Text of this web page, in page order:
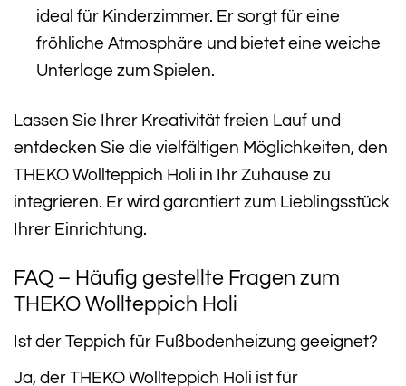
ideal für Kinderzimmer. Er sorgt für eine
fröhliche Atmosphäre und bietet eine weiche
Unterlage zum Spielen.
Lassen Sie Ihrer Kreativität freien Lauf und
entdecken Sie die vielfältigen Möglichkeiten, den
THEKO Wollteppich Holi in Ihr Zuhause zu
integrieren. Er wird garantiert zum Lieblingsstück
Ihrer Einrichtung.
FAQ – Häufig gestellte Fragen zum
THEKO Wollteppich Holi
Ist der Teppich für Fußbodenheizung geeignet?
Ja, der THEKO Wollteppich Holi ist für